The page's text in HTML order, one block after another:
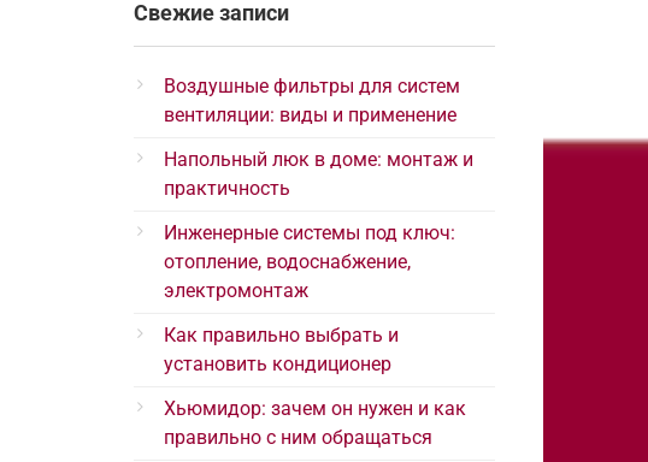
Свежие записи
Воздушные фильтры для систем
вентиляции: виды и применение
Напольный люк в доме: монтаж и
практичность
Инженерные системы под ключ:
отопление, водоснабжение,
электромонтаж
Как правильно выбрать и
установить кондиционер
Хьюмидор: зачем он нужен и как
правильно с ним обращаться